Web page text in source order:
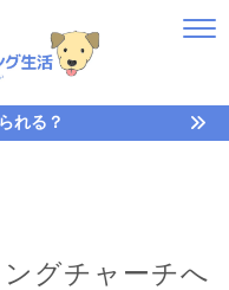
れる？
ングチャーチへ